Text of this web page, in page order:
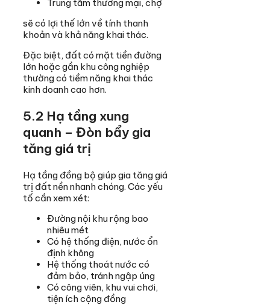
Trung tâm thương mại, chợ
sẽ có lợi thế lớn về tính thanh
khoản và khả năng khai thác.
Đặc biệt, đất có mặt tiền đường
lớn hoặc gần khu công nghiệp
thường có tiềm năng khai thác
kinh doanh cao hơn.
5.2 Hạ tầng xung
quanh – Đòn bẩy gia
tăng giá trị
Hạ tầng đồng bộ giúp gia tăng giá
trị đất nền nhanh chóng. Các yếu
tố cần xem xét:
Đường nội khu rộng bao
nhiêu mét
Có hệ thống điện, nước ổn
định không
Hệ thống thoát nước có
đảm bảo, tránh ngập úng
Có công viên, khu vui chơi,
tiện ích cộng đồng